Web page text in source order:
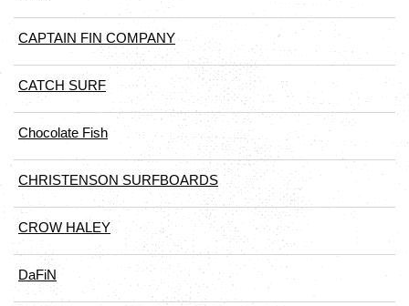
CAPTAIN FIN COMPANY
CATCH SURF
Chocolate Fish
CHRISTENSON SURFBOARDS
CROW HALEY
DaFiN